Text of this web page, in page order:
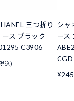
三つ折り
ス ブラック
C3906
込)
シャ
ース
CGD